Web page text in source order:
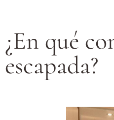
¿En qué
escapada?